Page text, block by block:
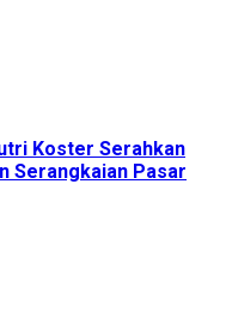
Koster Serahkan
Serangkaian Pasar